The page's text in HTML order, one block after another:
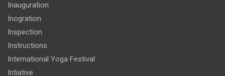
Inauguration
Inogration
Inspection
Instructions
International Yoga Festival
Intiative